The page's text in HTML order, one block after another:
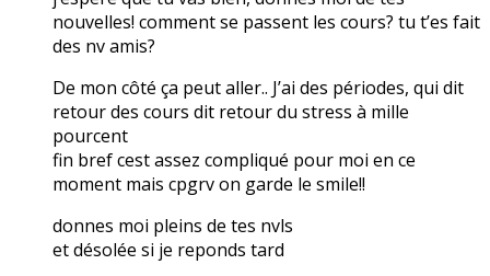
nouvelles! comment se passent les cours? tu t’es fait
des nv amis?
De mon côté ça peut aller.. J’ai des périodes, qui dit
retour des cours dit retour du stress à mille
pourcent
fin bref cest assez compliqué pour moi en ce
moment mais cpgrv on garde le smile!!
donnes moi pleins de tes nvls
et désolée si je reponds tard